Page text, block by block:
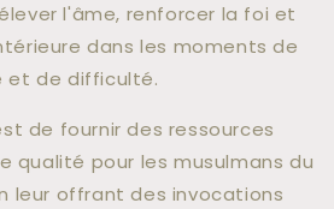
l'âme, renforcer la foi et
dans les moments de
et de difficulté.
de fournir des ressources
qualité pour les musulmans du
leur offrant des invocations